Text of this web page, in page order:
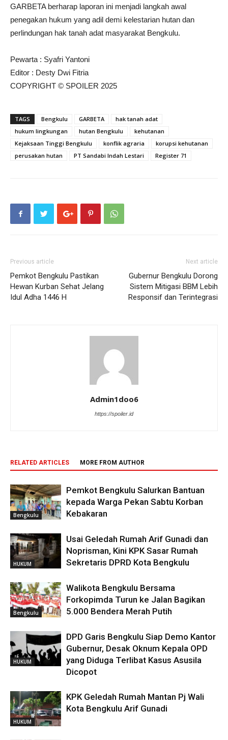
GARBETA berharap laporan ini menjadi langkah awal
penegakan hukum yang adil demi kelestarian hutan dan
perlindungan hak tanah adat masyarakat Bengkulu.
Pewarta : Syafri Yantoni
Editor : Desty Dwi Fitria
COPYRIGHT © SPOILER 2025
TAGS Bengkulu GARBETA
hak tanah adat
hukum lingkungan
hutan Bengkulu
kehutanan
Kejaksaan Tinggi Bengkulu
konflik agraria
korupsi kehutanan
perusakan hutan
PT Sandabi Indah Lestari Register 71
Previous article
Pemkot Bengkulu Pastikan
Hewan Kurban Sehat Jelang
Idul Adha 1446 H
Next article
Gubernur Bengkulu Dorong
Sistem Mitigasi BBM Lebih
Responsif dan Terintegrasi
Admin1doo6
https://spoiler.id
RELATED ARTICLES MORE FROM AUTHOR
Bengkulu
Pemkot Bengkulu Salurkan Bantuan
kepada Warga Pekan Sabtu Korban
Kebakaran
HUKUM
Usai Geledah Rumah Arif Gunadi dan
Noprisman, Kini KPK Sasar Rumah
Sekretaris DPRD Kota Bengkulu
Bengkulu
Walikota Bengkulu Bersama
Forkopimda Turun ke Jalan Bagikan
5.000 Bendera Merah Putih
HUKUM
DPD Garis Bengkulu Siap Demo Kantor
Gubernur, Desak Oknum Kepala OPD
yang Diduga Terlibat Kasus Asusila
Dicopot
HUKUM
KPK Geledah Rumah Mantan Pj Wali
Kota Bengkulu Arif Gunadi